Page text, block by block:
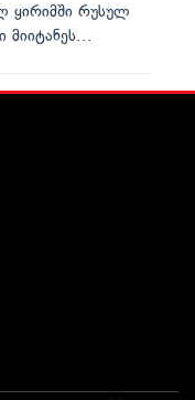
ყირიმში რუსულ
მიიტანეს...